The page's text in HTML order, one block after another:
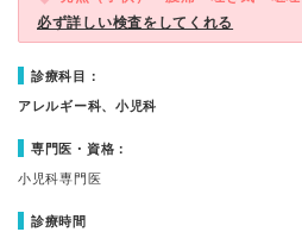
必ず詳しい検査をしてくれる
診療科目：
アレルギー科、小児科
専門医・資格：
小児科専門医
診療時間